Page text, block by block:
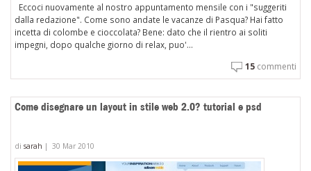
Eccoci nuovamente al nostro appuntamento mensile con i "suggeriti
dalla redazione". Come sono andate le vacanze di Pasqua? Hai fatto
incetta di colombe e cioccolata? Bene: dato che il rientro ai soliti
impegni, dopo qualche giorno di relax, puo'...
15 commenti
Come disegnare un layout in stile web 2.0? tutorial e psd
di sarah | 30 Mar 2010